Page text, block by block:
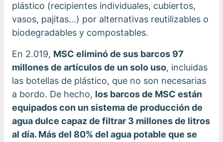
plástico (recipientes individuales, cubiertos,
vasos, pajitas…) por alternativas reutilizables o
biodegradables y compostables.
En 2.019, MSC eliminó de sus barcos 97
millones de artículos de un solo uso, incluidas
las botellas de plástico, que no son necesarias
a bordo. De hecho, los barcos de MSC están
equipados con un sistema de producción de
agua dulce capaz de filtrar 3 millones de litros
al día. Más del 80% del agua potable que se